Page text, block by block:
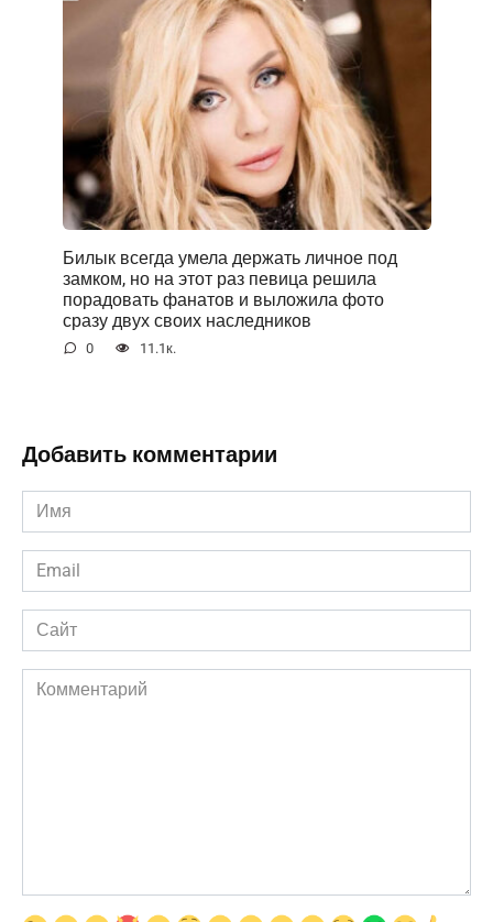
Билык всегда умела держать личное под
замком, но на этот раз певица решила
порадовать фанатов и выложила фото
сразу двух своих наследников
0 11.1к.
Добавить комментарии
Имя
*
Email
*
Сайт
Комментарий